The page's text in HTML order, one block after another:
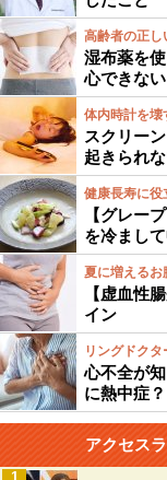
高齢者の正し
湿布薬を
心できない
体内時計を壊
スクリー
起きられ
健康長寿に役
【グレー
を冷まし
夏に増えるお
【虚血性
イン
リングドク
心不全が
に熱中症？
アクセス